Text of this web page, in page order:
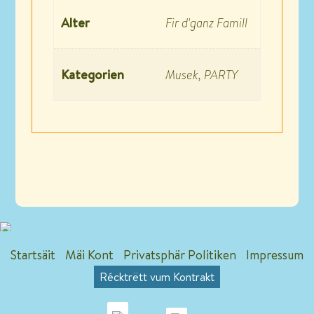
Alter Fir d'ganz Famill
Kategorien Musek, PARTY
Startsäit Mäi Kont Privatsphär Politiken Impressum
Récktrëtt vum Kontrakt